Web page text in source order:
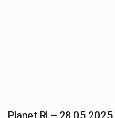
Planet Ri – 28.05.2025.